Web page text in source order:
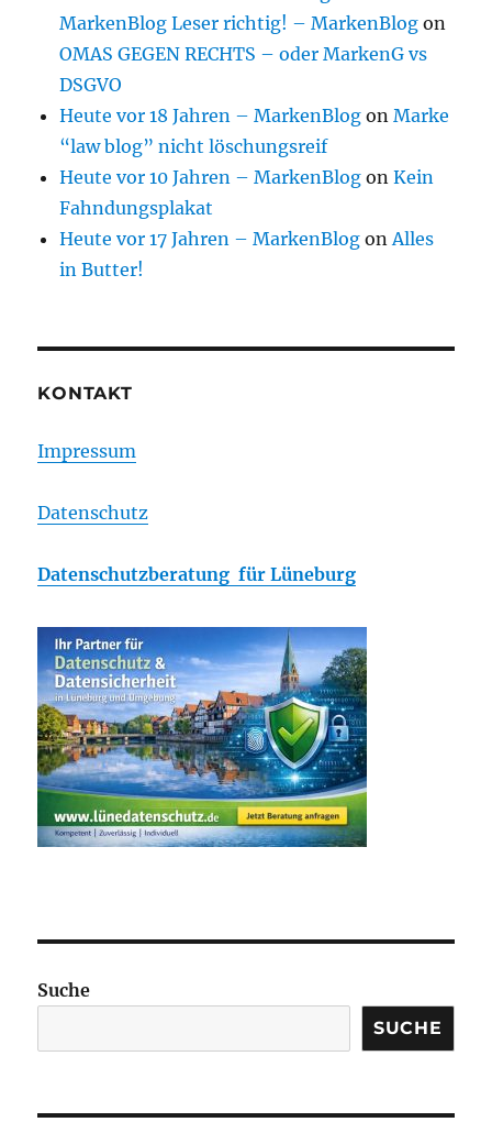
MarkenBlog Leser richtig! – MarkenBlog on
OMAS GEGEN RECHTS – oder MarkenG vs
DSGVO
Heute vor 18 Jahren – MarkenBlog onMarke
“law blog” nicht löschungsreif
Heute vor 10 Jahren – MarkenBlog onKein
Fahndungsplakat
Heute vor 17 Jahren – MarkenBlog onAlles
in Butter!
KONTAKT
Impressum
Datenschutz
Datenschutzberatung für Lüneburg
Suche
SUCHE